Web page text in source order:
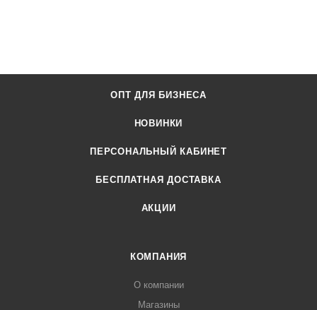
ОПТ ДЛЯ БИЗНЕСА
НОВИНКИ
ПЕРСОНАЛЬНЫЙ КАБИНЕТ
БЕСПЛАТНАЯ ДОСТАВКА
АКЦИИ
КОМПАНИЯ
О компании
Магазины